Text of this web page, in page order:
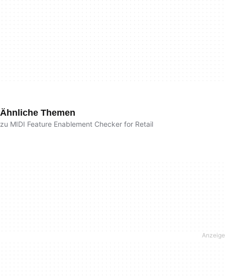
Ähnliche Themen
zu MIDI Feature Enablement Checker for Retail